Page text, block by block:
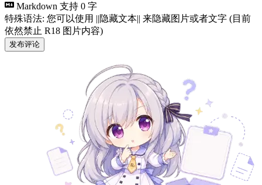
Markdown 支持 0 字
特殊语法: 您可以使用 ||隐藏文本|| 来隐藏图片或者文字 (目前
依然禁止 R18 图片内容)
发布评论